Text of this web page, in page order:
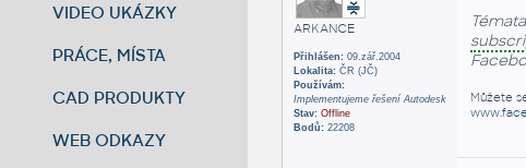
VIDEO UKÁZKY
PRÁCE, MÍSTA
CAD PRODUKTY
WEB ODKAZY
ARKANCE
Přihlášen:09.zář.2004
Lokalita:ČR (JČ)
Používám:
Implementujeme řešení Autodesk
Stav: Offline
Bodů:22208
Můžete